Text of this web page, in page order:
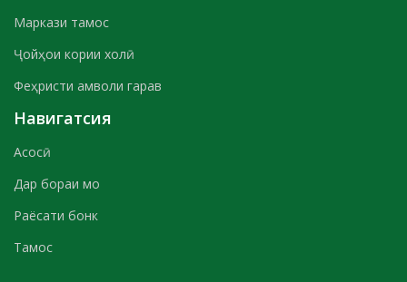
Маркази тамос
Ҷойҳои кории холӣ
Феҳристи амволи гарав
Навигатсия
Асосӣ
Дар бораи мо
Раёсати бонк
Тамос